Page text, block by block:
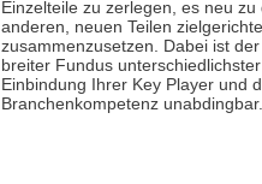
Einzelteile zu zerlegen, es neu
anderen, neuen Teilen
zusammenzusetzen. Dabei ist
breiter Fundus
Einbindung Ihrer Key Player und
Branchenkompetenz unabdingbar.